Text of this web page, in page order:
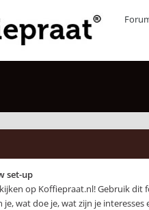
set-up
op Koffiepraat.nl! Gebruik dit
je, wat doe je, wat zijn je interesses